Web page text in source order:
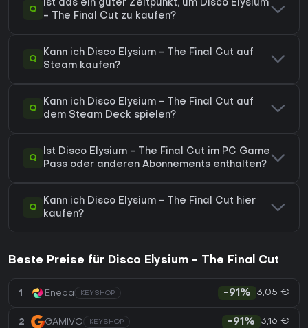
Q
Ist das ein guter Zeitpunkt, um Disco Elysium
- The Final Cut zu kaufen?
Q
Kann ich Disco Elysium - The Final Cut auf
Steam kaufen?
Q
Kann ich Disco Elysium - The Final Cut auf
dem Steam Deck spielen?
Q
Ist Disco Elysium - The Final Cut im PC Game
Pass oder anderen Abonnements enthalten?
Q
Kann ich Disco Elysium - The Final Cut hier
kaufen?
Beste Preise für Disco Elysium - The Final Cut
1 Eneba KEYSHOP -91% 3,05 €
2 GAMIVO KEYSHOP -91% 3,16 €